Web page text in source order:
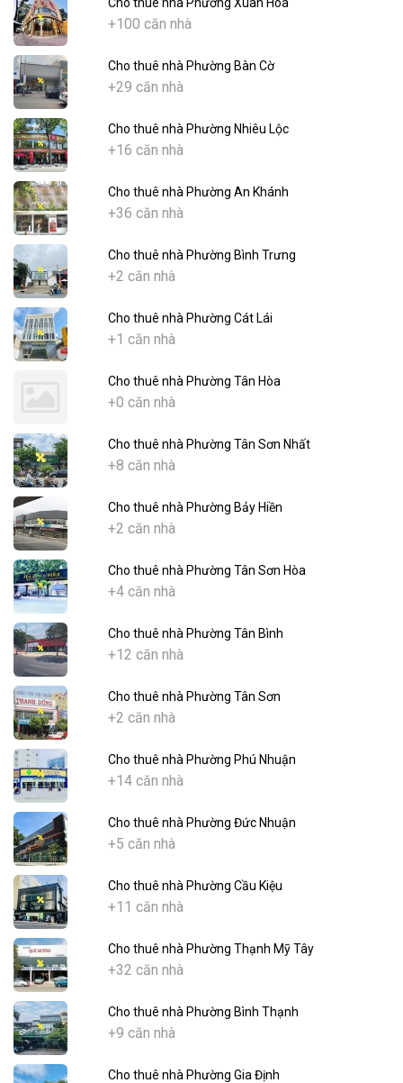
+100 căn nhà
Cho thuê nhà Phường Bàn Cờ
+29 căn nhà
Cho thuê nhà Phường Nhiêu Lộc
+16 căn nhà
Cho thuê nhà Phường An Khánh
+36 căn nhà
Cho thuê nhà Phường Bình Trưng
+2 căn nhà
Cho thuê nhà Phường Cát Lái
+1 căn nhà
Cho thuê nhà Phường Tân Hòa
+0 căn nhà
Cho thuê nhà Phường Tân Sơn Nhất
+8 căn nhà
Cho thuê nhà Phường Bảy Hiền
+2 căn nhà
Cho thuê nhà Phường Tân Sơn Hòa
+4 căn nhà
Cho thuê nhà Phường Tân Bình
+12 căn nhà
Cho thuê nhà Phường Tân Sơn
+2 căn nhà
Cho thuê nhà Phường Phú Nhuận
+14 căn nhà
Cho thuê nhà Phường Đức Nhuận
+5 căn nhà
Cho thuê nhà Phường Cầu Kiệu
+11 căn nhà
Cho thuê nhà Phường Thạnh Mỹ Tây
+32 căn nhà
Cho thuê nhà Phường Bình Thạnh
+9 căn nhà
Cho thuê nhà Phường Gia Định